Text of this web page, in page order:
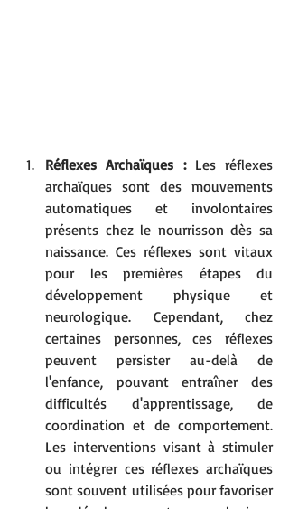
Réflexes Archaïques : Les réflexes
archaïques sont des mouvements
automatiques et involontaires
présents chez le nourrisson dès sa
naissance. Ces réflexes sont vitaux
pour les premières étapes du
développement physique et
neurologique. Cependant, chez
certaines personnes, ces réflexes
peuvent persister au-delà de
l'enfance, pouvant entraîner des
difficultés d'apprentissage, de
coordination et de comportement.
Les interventions visant à stimuler
ou intégrer ces réflexes archaïques
sont souvent utilisées pour favoriser